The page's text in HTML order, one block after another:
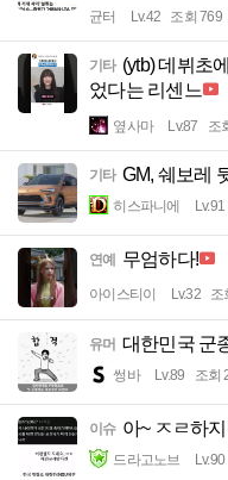
균터 Lv.42 조회 769
기타 (ytb) 데뷔초
었다는 리센느
옆사마 Lv.87 조
기타 GM, 쉐보레
히스파니에 Lv.91
연예 무엄하다!
아이스티이 Lv.32 조
유머 대한민국 군
썽바 Lv.89 조회
이슈 아~ ㅈㄹ하
드라고노브 Lv.90